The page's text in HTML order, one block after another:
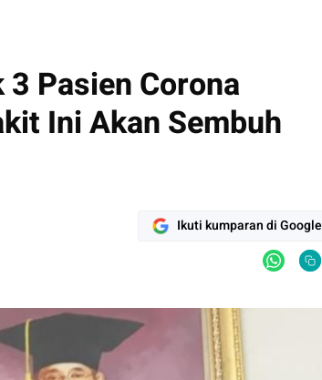
Pasien Corona
Ini Akan Sembuh
Ikuti kumparan di Google